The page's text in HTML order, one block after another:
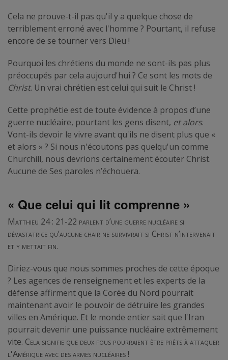
Cela ne prouve-t-il pas qu'il y a quelque chose de
terriblement erroné avec l'homme ? Pourtant, il refuse
encore de se tourner vers Dieu !
Pourquoi les chrétiens du monde ne sont-ils pas plus
préoccupés par cela aujourd'hui ? Ce sont les mots de
Christ. Un vrai chrétien est celui qui suit le Christ !
Cette prophétie est de toute évidence à propos d’une
guerre nucléaire, pourtant les gens disent, et alors.
Vont-ils devoir le vivre avant qu'ils ne disent plus que «
et alors » ? Si nous n'écoutons pas quelqu'un comme
Churchill, nous devrions certainement écouter Christ.
Aucune de Ses paroles n’échouera.
« Que celui qui lit comprenne »
Matthieu 24 : 21-22 parlent d’une guerre nucléaire si
dévastatrice qu’aucune chair ne survivrait si Christ n’intervenait
et y mettait fin.
Diriez-vous que nous sommes proches de cette époque
? Les agences de renseignement et les experts de la
défense affirment que la Corée du Nord pourrait
maintenant avoir le pouvoir de détruire les grandes
villes en Amérique. Et le monde entier sait que l'Iran
pourrait devenir une puissance nucléaire extrêmement
vite. Cela signifie que deux fous pourraient être prêts à attaquer
l'Amérique avec des armes nucléaires !